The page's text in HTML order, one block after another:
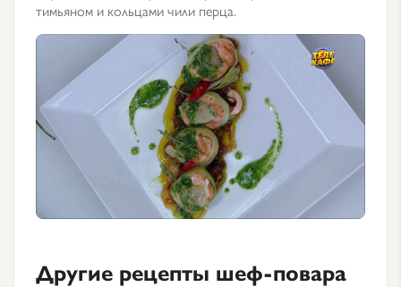
тимьяном и кольцами чили перца.
Другие рецепты шеф-повара